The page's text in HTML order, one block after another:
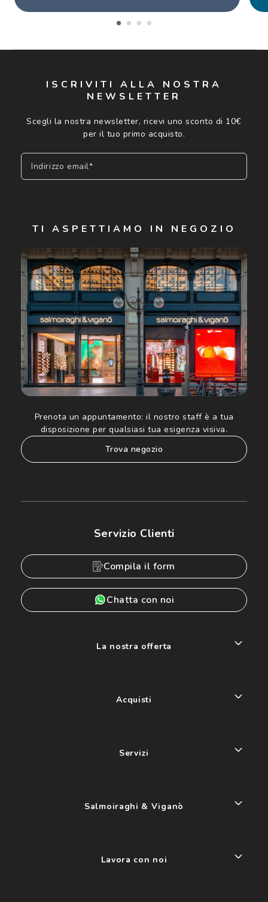
ISCRIVITI ALLA NOSTRA
NEWSLETTER
Scegli la nostra newsletter, ricevi uno sconto di 10€
per il tuo primo acquisto.
Indirizzo email*
Cliccando su "Iscriviti", confermo di avere più di 16 anni e
acconsento all'utilizzo dei miei Dati Personali da parte di
Luxottica Group S.p.A. per l'invio di offerte speciali, novità
ed altre comunicazioni di carattere pubblicitario (consultare
Informativa sulla privacyper ulteriori informazioni).
TI ASPETTIAMO IN NEGOZIO
Prenota un appuntamento: il nostro staff è a tua
disposizione per qualsiasi tua esigenza visiva.
trova negozio
Servizio Clienti
Compila il form
Chatta con noi
La nostra offerta
Acquisti
Servizi
Salmoiraghi & Viganò
Lavora con noi